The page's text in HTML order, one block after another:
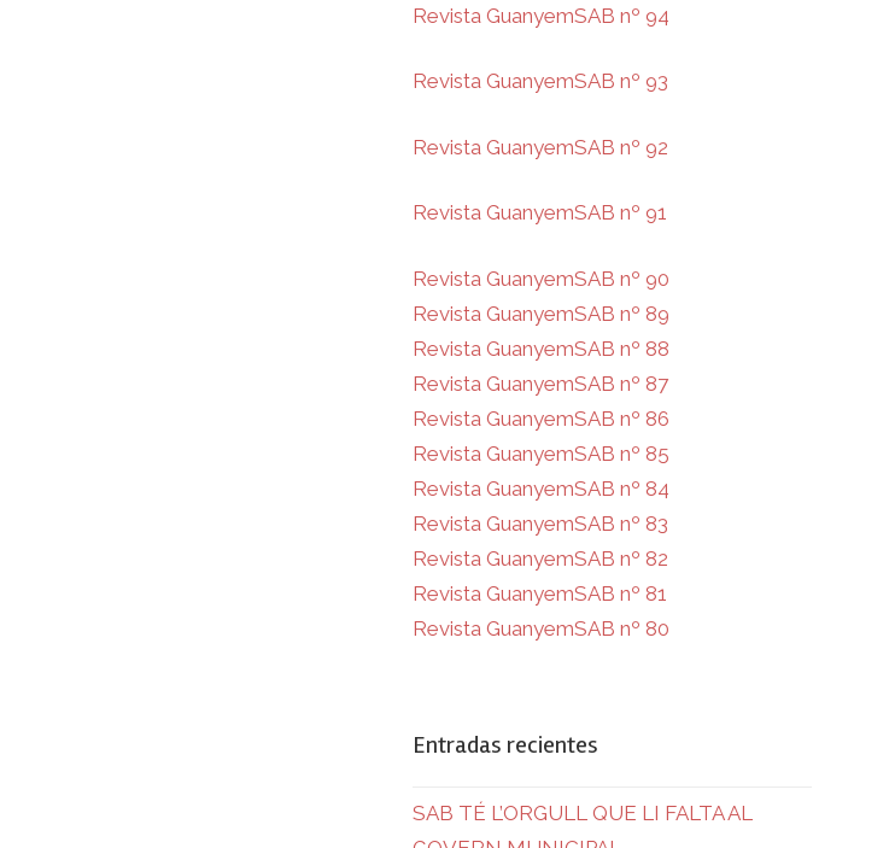
Revista GuanyemSAB nº 94
Revista GuanyemSAB nº 93
Revista GuanyemSAB nº 92
Revista GuanyemSAB nº 91
Revista GuanyemSAB nº 90
Revista GuanyemSAB nº 89
Revista GuanyemSAB nº 88
Revista GuanyemSAB nº 87
Revista GuanyemSAB nº 86
Revista GuanyemSAB nº 85
Revista GuanyemSAB nº 84
Revista GuanyemSAB nº 83
Revista GuanyemSAB nº 82
Revista GuanyemSAB nº 81
Revista GuanyemSAB nº 80
Entradas recientes
SAB TÉ L’ORGULL QUE LI FALTA AL